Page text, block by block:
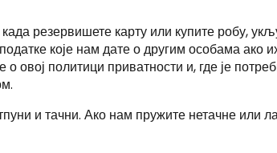
резервишете карту или купите робу,
које нам дате о другим особама ако их
овој политици приватности и, где је
и тачни. Ако нам пружите нетачне